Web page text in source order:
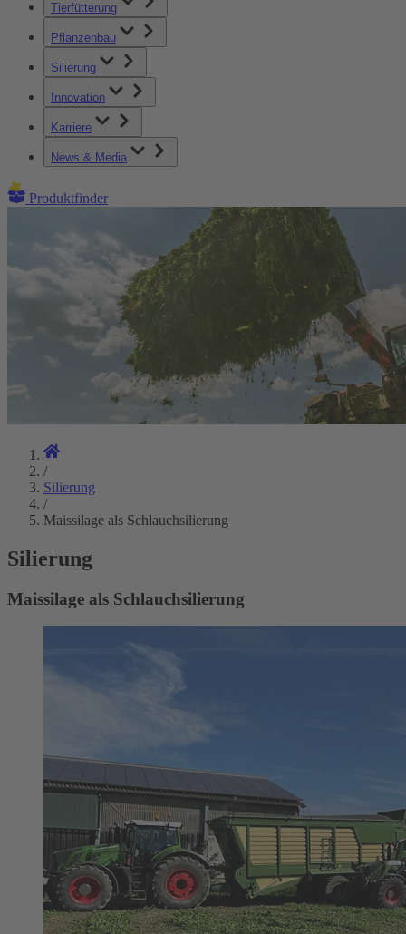
Tierfütterung
Pflanzenbau
Silierung
Innovation
Karriere
News & Media
Produktfinder
/
Silierung
/
Maissilage als Schlauchsilierung
Silierung
Maissilage als Schlauchsilierung